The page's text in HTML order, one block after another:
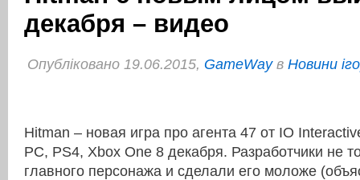
декабря – видео
Опубліковано 19.06.2015, GameWayв Новини
Hitman – новая игра про агента 47 от IO
PC, PS4, Xbox One 8 декабря. Разработчики не
главного персонажа и сделали его моложе